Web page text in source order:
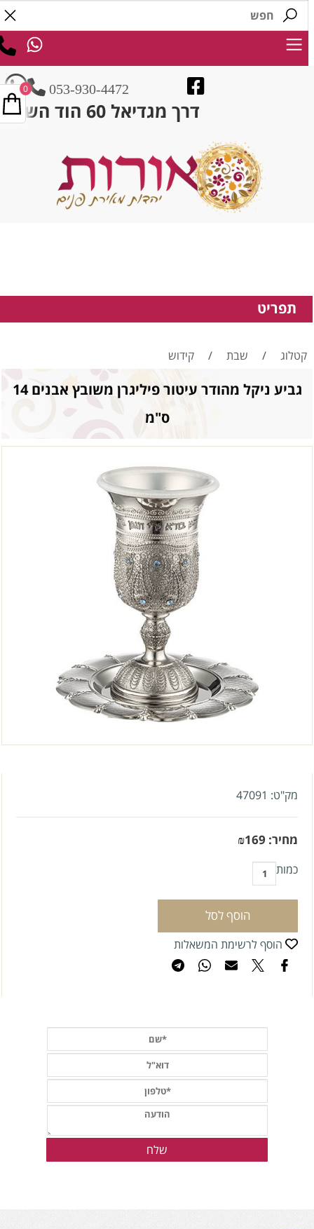
053-930-4472
דרך מגדיאל 60 הוד השרון
תפריט
קטלוג / שבת / קידוש
גביע ניקל מהודר עיטור פיליגרן משובץ אבנים 14
ס"מ
מק"ט: 47091
מחיר: ₪169
כמות
הוסף לסל
הוסף לרשימת המשאלות
0